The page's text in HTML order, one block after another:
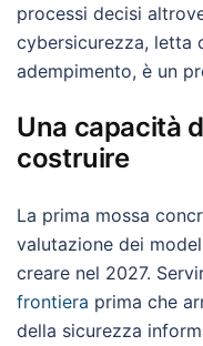
processi decisi
cybersicurezza, letta
adempimento, è un
Una capacità
costruire
La prima mossa
valutazione dei
creare nel 2027.
frontiera prima che
della sicurezza